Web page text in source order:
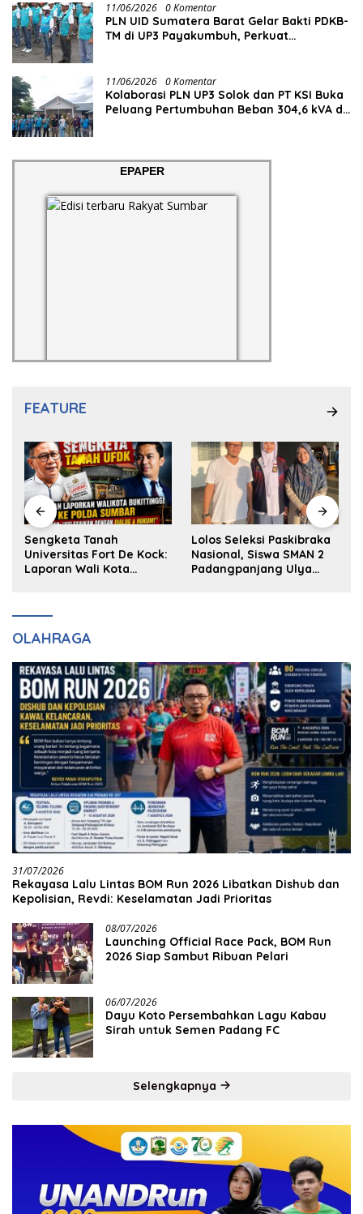
11/06/2026 0 Komentar
PLN UID Sumatera Barat Gelar Bakti PDKB-
TM di UP3 Payakumbuh, Perkuat
11/06/2026 0 Komentar
Kolaborasi PLN UP3 Solok dan PT KSI Buka
Peluang Pertumbuhan Beban 304,6 kVA di
EPAPER
FEATURE
Sengketa Tanah
Universitas Fort De Kock:
Laporan Wali Kota
Lolos Seleksi Paskibraka
Nasional, Siswa SMAN 2
Padangpanjang Ulya
OLAHRAGA
31/07/2026
Rekayasa Lalu Lintas BOM Run 2026 Libatkan Dishub dan
Kepolisian, Revdi: Keselamatan Jadi Prioritas
08/07/2026
Launching Official Race Pack, BOM Run
2026 Siap Sambut Ribuan Pelari
06/07/2026
Dayu Koto Persembahkan Lagu Kabau
Sirah untuk Semen Padang FC
Selengkapnya